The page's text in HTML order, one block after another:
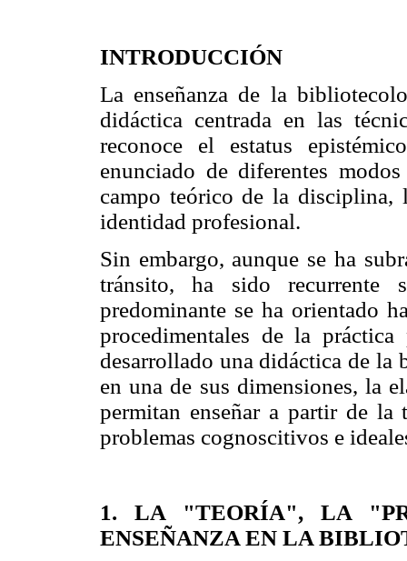
INTRODUCCIÓN
La enseñanza de la
didáctica centrada en las
reconoce el estatus
enunciado de diferentes
campo teórico de la
identidad profesional.
Sin embargo, aunque se ha
tránsito, ha sido recurrente
predominante se ha orientado
procedimentales de la
desarrollado una didáctica de la
en una de sus dimensiones, la
permitan enseñar a partir de la
problemas cognoscitivos e
1. LA "TEORÍA", LA
ENSEÑANZA EN LA